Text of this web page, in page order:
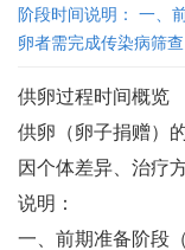
阶段时间说明： 一、
卵者需完成传染病筛查
供卵过程时间概览
供卵（卵子捐赠）
因个体差异、治疗
说明：
一、前期准备阶段